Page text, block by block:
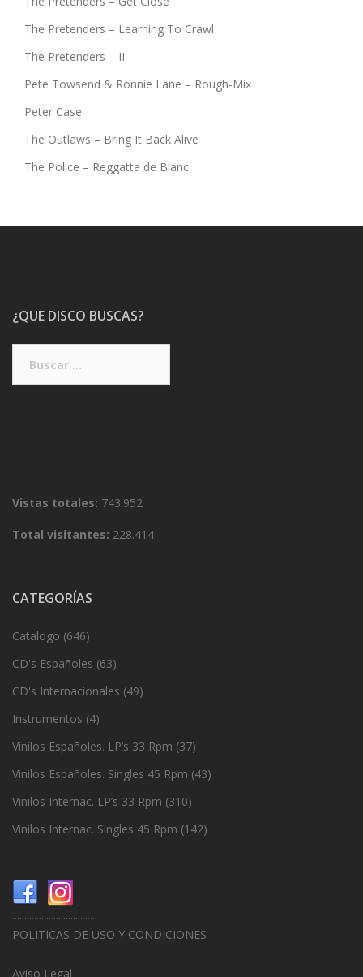
The Pretenders – Learning To Crawl
The Pretenders – II
Pete Towsend & Ronnie Lane – Rough-Mix
Peter Case
The Outlaws – Bring It Back Alive
The Police – Reggatta de Blanc
¿QUE DISCO BUSCAS?
Vistas totales: 743.952
Total visitantes: 228.414
CATEGORÍAS
Catalogo (646)
CD's Españoles (63)
CD's Internacionales (49)
Instrumentos (4)
Vinilos Españoles. LP’s 33 Rpm (37)
Vinilos Españoles. Singles 45 Rpm (43)
Vinilos Internac. LP’s 33 Rpm (310)
Vinilos Internac. Singles 45 Rpm (142)
...................................
POLITICAS DE USO Y CONDICIONES
Aviso Legal